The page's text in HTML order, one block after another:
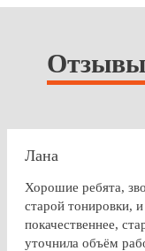
Отзывы
Лана
Хорошие ребята,
старой тонировки, и
покачественнее,
уточнила объём